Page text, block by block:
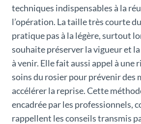
techniques indispensables à la
l’opération. La taille très courte
pratique pas à la légère, surtout
souhaite préserver la vigueur et
à venir. Elle fait aussi appel à une
soins du rosier pour prévenir des
accélérer la reprise. Cette
encadrée par les professionnels,
rappellent les conseils transmis